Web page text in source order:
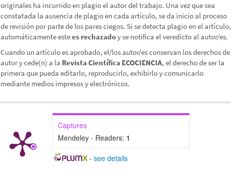
originales ha incurrido en plagio el autor del trabajo. Una vez que sea
constatada la ausencia de plagio en cada artículo, se da inicio al proceso
de revisión por parte de los pares ciegos. Si se detecta plagio en el artículo,
automáticamente estees rechazadoy se notifica el veredicto al autor/es.
Cuando un artículo es aprobado, el/los autor/es conservan los derechos de
autor y cede(n) a la Revista Científica ECOCIENCIA, el derecho de ser la
primera que pueda editarlo, reproducirlo, exhibirlo y comunicarlo
mediante medios impresos y electrónicos.
Captures
Mendeley - Readers: 1
- see details